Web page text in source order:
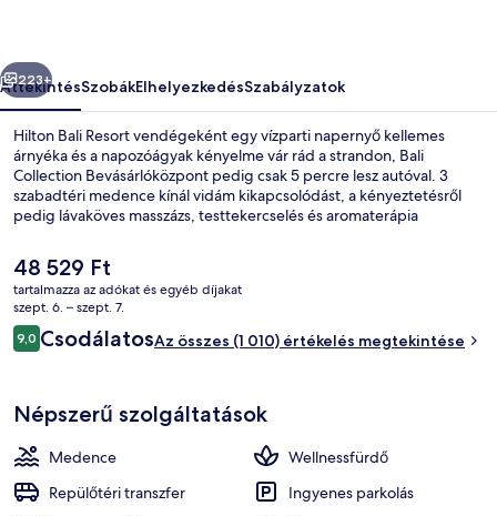
Következő
223+
ÁttekintésSzobákElhelyezkedésSzabályzatok
Hilton Bali Resort vendégeként egy vízparti napernyő kellemes
árnyéka és a napozóágyak kényelme vár rád a strandon, Bali
Collection Bevásárlóközpont pedig csak 5 percre lesz autóval. 3
szabadtéri medence kínál vidám kikapcsolódást, a kényeztetésről
pedig lávaköves masszázs, testtekercselés és aromaterápia
egyike, melynek kínálata: indonéziai ételek. Az étterem ebédre és
vacsorára várja a vendégeket. A luxusszínvonalú üdülő vendégeit 2
bár/társalgó, tetőterasz és medence melletti bár is várja. Más utazók
imádják a szálláshely következő jellemzőit: segítőkész személyzet és
reggeli.
A
jelenlegi
ár
48 529 Ft
48 529 Ft
tartalmazza az adókat és egyéb díjakat
szept. 6. – szept. 7.
Értékelések
9,09,0 ennyiből: 10
CsodálatosAz összes (1 010) értékelés megtekintése
Népszerű szolgáltatások
Medence
Wellnessfürdő
Repülőtéri transzfer
Ingyenes parkolás